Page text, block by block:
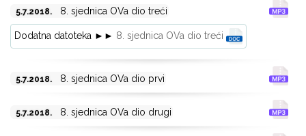
5.7.2018. 8. sjednica OVa dio treći
Dodatna datoteka ►► 8. sjednica OVa dio treći
5.7.2018. 8. sjednica OVa dio prvi
5.7.2018. 8. sjednica OVa dio drugi